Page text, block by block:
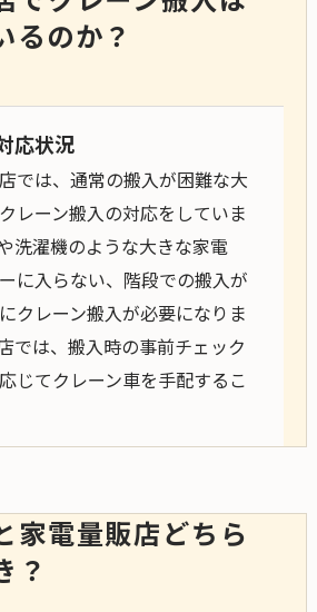
るのか？
応状況
では、通常の搬入が困難な大
レーン搬入の対応をしていま
洗濯機のような大きな家電
に入らない、階段での搬入が
クレーン搬入が必要になりま
では、搬入時の事前チェック
じてクレーン車を手配するこ
家電量販店どちら
？